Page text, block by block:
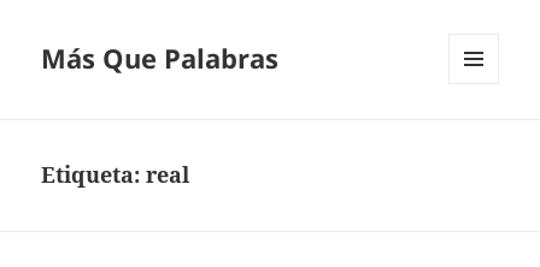
Más Que Palabras
Etiqueta:real